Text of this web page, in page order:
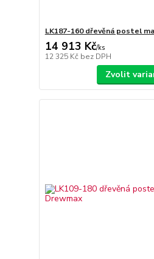
LK187-160 dřevěná postel
14 913 Kč/ks
12 325 Kč bez DPH
Zvolit